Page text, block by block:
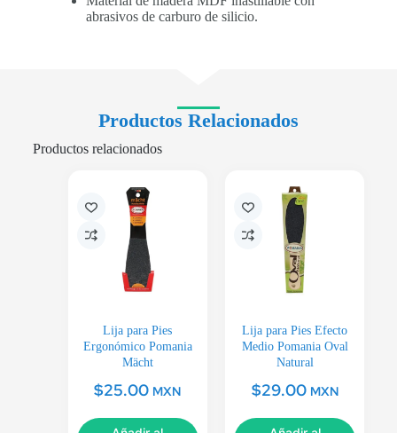
abrasivos de carburo de silicio.
Productos Relacionados
Productos relacionados
Lija para Pies
Ergonómico Pomania
Mächt
$25.00 MXN
Lija para Pies Efecto
Medio Pomania Oval
Natural
$29.00 MXN